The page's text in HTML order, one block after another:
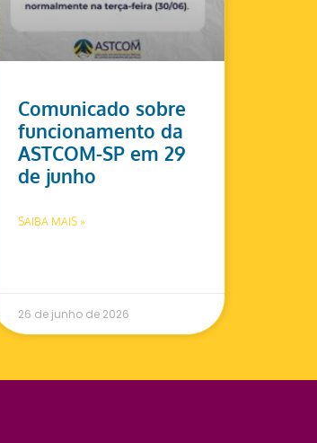
Comunicado sobre
funcionamento da
ASTCOM-SP em 29
de junho
SAIBA MAIS »
26 de junho de 2026